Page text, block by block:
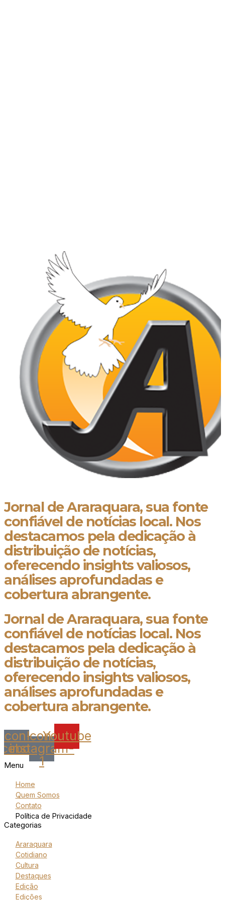
Jornal de Araraquara, sua fonte
confiável de notícias local. Nos
destacamos pela dedicação à
distribuição de notícias,
oferecendo insights valiosos,
análises aprofundadas e
cobertura abrangente.
Jornal de Araraquara, sua fonte
confiável de notícias local. Nos
destacamos pela dedicação à
distribuição de notícias,
oferecendo insights valiosos,
análises aprofundadas e
cobertura abrangente.
Icon-Icon-
instagram-
1
Youtube
Menu
Home
Quem Somos
Contato
Política de Privacidade
Categorias
Araraquara
Cotidiano
Cultura
Destaques
Edição
Edições